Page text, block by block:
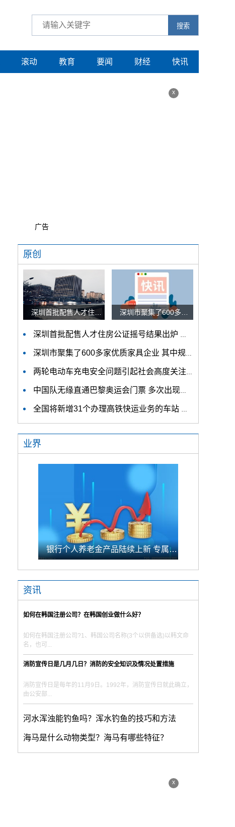
搜索
滚动 教育 要闻 财经 快讯
x
广告
原创
深圳首批配售人才住房公证摇号结果出炉 认购家庭将于12月9日起选房
深圳市聚集了600多家优质家具企业 其中规模以上企业占比90%
两轮电动车充电安全问题引起社会高度关注 多措并举强化充电安全监管
中国队无缘直通巴黎奥运会门票 多次出现失误平衡木唐茜靖、罗蕊掉木
全国将新增31个办理高铁快运业务的车站 高铁快运车站将达280个
业界
银行个人养老金产品陆续上新 专属储蓄期限偏1年至5年的中长期
资讯
如何在韩国注册公司？在韩国创业做什么好？
如何在韩国注册公司?1、韩国公司名称(3个以供备选)以韩文命
名，也可...
消防宣传日是几月几日？消防的安全知识及情况处置措施
消防宣传日是每年的11月9日。1992年，消防宣传日就此确立，
由公安部...
河水浑浊能钓鱼吗？浑水钓鱼的技巧和方法
海马是什么动物类型？海马有哪些特征？
x